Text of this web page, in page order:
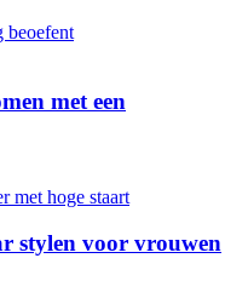
met een
stylen voor vrouwen